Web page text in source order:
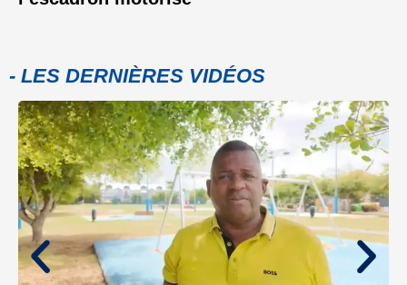
- LES DERNIÈRES VIDÉOS